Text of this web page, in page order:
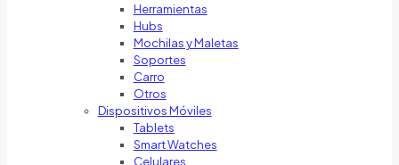
Herramientas
Hubs
Mochilas y Maletas
Soportes
Carro
Otros
Dispositivos Móviles
Tablets
Smart Watches
Celulares